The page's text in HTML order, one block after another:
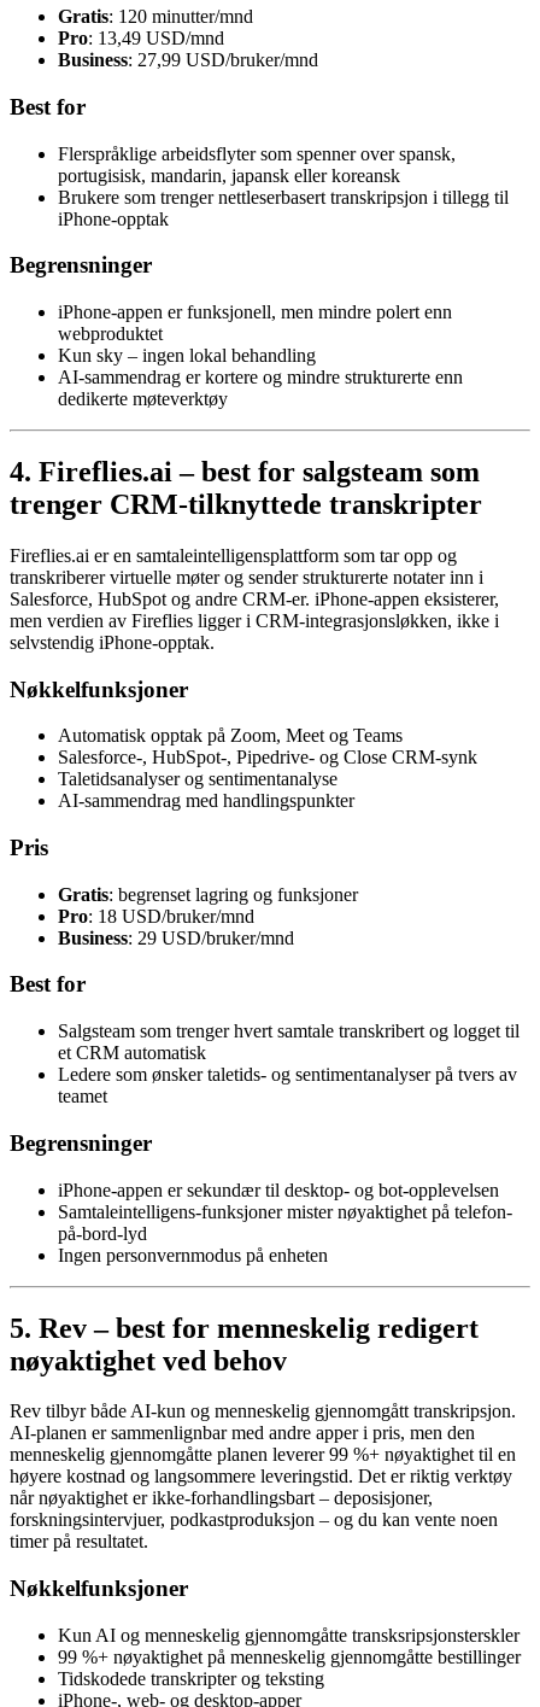
Gratis: 120 minutter/mnd
Pro: 13,49 USD/mnd
Business: 27,99 USD/bruker/mnd
Best for
Flerspråklige arbeidsflyter som spenner over spansk,
portugisisk, mandarin, japansk eller koreansk
Brukere som trenger nettleserbasert transkripsjon i tillegg til
iPhone-opptak
Begrensninger
iPhone-appen er funksjonell, men mindre polert enn
webproduktet
Kun sky – ingen lokal behandling
AI-sammendrag er kortere og mindre strukturerte enn
dedikerte møteverktøy
4. Fireflies.ai – best for salgsteam som
trenger CRM-tilknyttede transkripter
Fireflies.ai er en samtaleintelligensplattform som tar opp og
transkriberer virtuelle møter og sender strukturerte notater inn i
Salesforce, HubSpot og andre CRM-er. iPhone-appen eksisterer,
men verdien av Fireflies ligger i CRM-integrasjonsløkken, ikke i
selvstendig iPhone-opptak.
Nøkkelfunksjoner
Automatisk opptak på Zoom, Meet og Teams
Salesforce-, HubSpot-, Pipedrive- og Close CRM-synk
Taletidsanalyser og sentimentanalyse
AI-sammendrag med handlingspunkter
Pris
Gratis: begrenset lagring og funksjoner
Pro: 18 USD/bruker/mnd
Business: 29 USD/bruker/mnd
Best for
Salgsteam som trenger hvert samtale transkribert og logget til
et CRM automatisk
Ledere som ønsker taletids- og sentimentanalyser på tvers av
teamet
Begrensninger
iPhone-appen er sekundær til desktop- og bot-opplevelsen
Samtaleintelligens-funksjoner mister nøyaktighet på telefon-
på-bord-lyd
Ingen personvernmodus på enheten
5. Rev – best for menneskelig redigert
nøyaktighet ved behov
Rev tilbyr både AI-kun og menneskelig gjennomgått transkripsjon.
AI-planen er sammenlignbar med andre apper i pris, men den
menneskelig gjennomgåtte planen leverer 99 %+ nøyaktighet til en
høyere kostnad og langsommere leveringstid. Det er riktig verktøy
når nøyaktighet er ikke-forhandlingsbart – deposisjoner,
forskningsintervjuer, podkastproduksjon – og du kan vente noen
timer på resultatet.
Nøkkelfunksjoner
Kun AI og menneskelig gjennomgåtte transksripsjonsterskler
99 %+ nøyaktighet på menneskelig gjennomgåtte bestillinger
Tidskodede transkripter og teksting
iPhone-, web- og desktop-apper